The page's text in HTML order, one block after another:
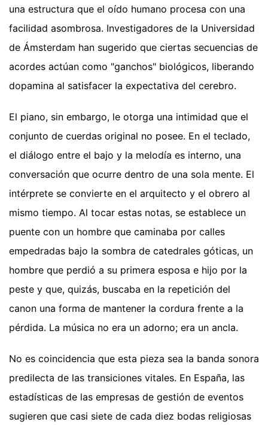
una estructura que el oído humano procesa con una
facilidad asombrosa. Investigadores de la Universidad
de Ámsterdam han sugerido que ciertas secuencias de
acordes actúan como "ganchos" biológicos, liberando
dopamina al satisfacer la expectativa del cerebro.
El piano, sin embargo, le otorga una intimidad que el
conjunto de cuerdas original no posee. En el teclado,
el diálogo entre el bajo y la melodía es interno, una
conversación que ocurre dentro de una sola mente. El
intérprete se convierte en el arquitecto y el obrero al
mismo tiempo. Al tocar estas notas, se establece un
puente con un hombre que caminaba por calles
empedradas bajo la sombra de catedrales góticas, un
hombre que perdió a su primera esposa e hijo por la
peste y que, quizás, buscaba en la repetición del
canon una forma de mantener la cordura frente a la
pérdida. La música no era un adorno; era un ancla.
No es coincidencia que esta pieza sea la banda sonora
predilecta de las transiciones vitales. En España, las
estadísticas de las empresas de gestión de eventos
sugieren que casi siete de cada diez bodas religiosas